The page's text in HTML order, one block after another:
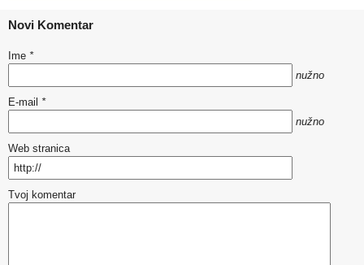
Novi Komentar
Ime *
nužno
E-mail *
nužno
Web stranica
Tvoj komentar